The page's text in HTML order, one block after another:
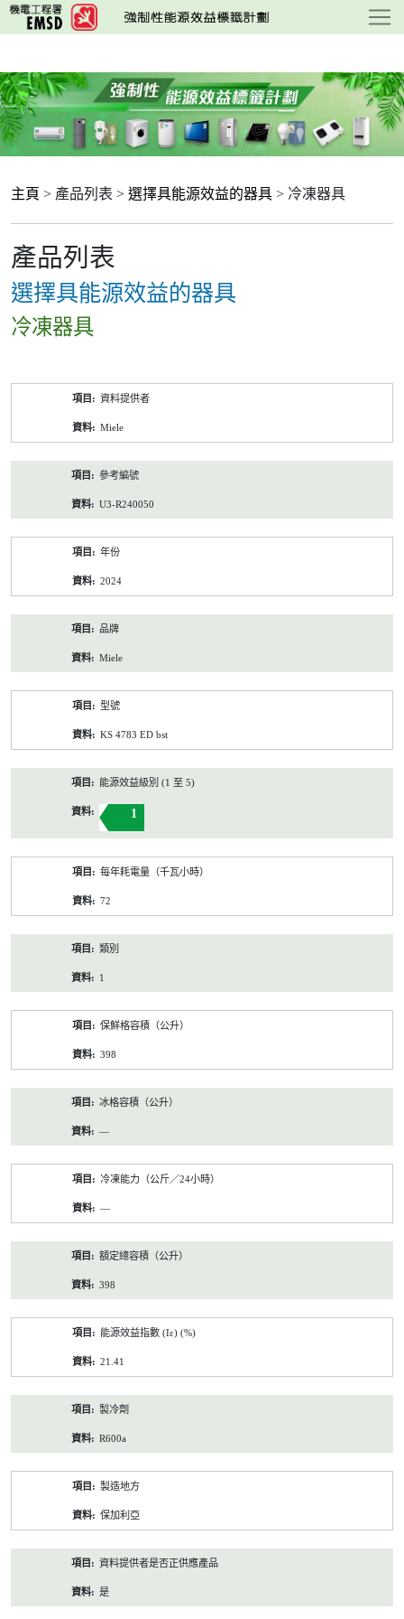
跳
至
要
內
容
主頁 > 產品列表 > 選擇具能源效益的器具 > 冷凍器具
產品列表
選擇具能源效益的器具
冷凍器具
資料提供者
Miele
參考編號
U3-R240050
年份
2024
品牌
Miele
型號
KS 4783 ED bst
能源效益級別 (1 至 5)
1
每年耗電量（千瓦小時）
72
類別
1
保鮮格容積（公升）
398
冰格容積（公升）
—
冷凍能力（公斤／24小時）
—
額定總容積（公升）
398
能源效益指數 (Iε) (%)
21.41
製冷劑
R600a
製造地方
保加利亞
資料提供者是否正供應產品
是